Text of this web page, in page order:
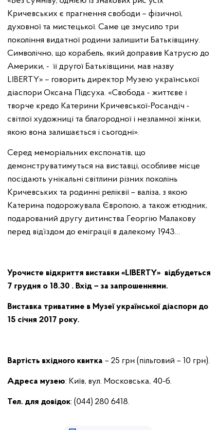
Кричевських є прагнення свободи – фізичної,
духовної та мистецької. Саме це змусило три
покоління видатної родини залишити Батьківщину.
Символічно, що корабель, який доправив Катрусю до
Америки, - її другої Батьківщини, мав назву
LIBERTY» – говорить директор Музею української
діаспори Оксана Підсуха. «Свобода - життєве і
творче кредо Катерини Кричевської-Росандіч -
світлої художниці та благородної і незламної жінки,
якою вона залишається і сьогодні».
Серед меморіальних експонатів, що
демонструватимуться на виставці, особливе місце
посідають унікальні світлини різних поколінь
Кричевських та родинні реліквії – валіза, з якою
Катерина подорожувала Європою, а також етюдник,
подарований другу дитинства Георгію Малакову
перед від’їздом до еміграції в далекому 1943…
Урочисте відкриття виставки «LIBERTY» відбудеться
7 грудня о 18.30 . Вхід – за запрошеннями.
Виставка триватиме в Музеї української діаспори до
15 січня 2017 року.
Вартість вхідного квитка – 25 грн (пільговий – 10 грн).
Адреса музею: Київ, вул. Московська, 40-б.
Тел. для довідок: (044) 280 6418.